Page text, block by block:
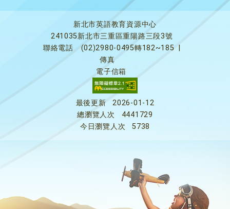
新北市英語教育資源中心
241035新北市三重區重陽路三段3號
聯絡電話
(02)2980-0495轉182~185
傳真
電子信箱
最後更新
2026-01-12
總瀏覽人次
4441729
今日瀏覽人次
5738